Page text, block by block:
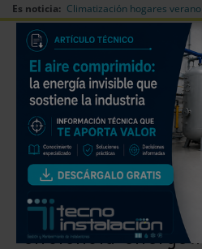
Es noticia: Climatización hogares verano
Redes Sociales Es noticia
WEG Iberia se
para reforzar su
eficiencia